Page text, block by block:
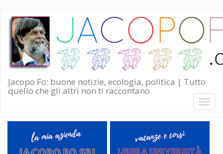
Salta
contenuto
principale
Jacopo Fo: buone notizie, ecologia, politica | Tutto
quello che gli altri non ti raccontano
Toggle